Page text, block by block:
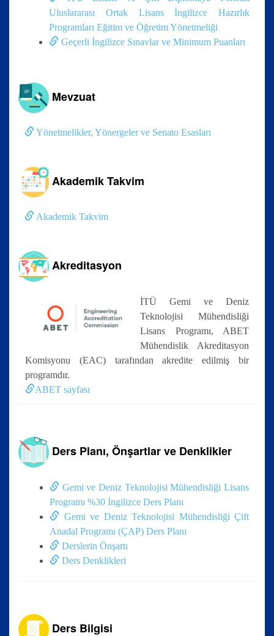
Uluslararası Ortak Lisans İngilizce Hazırlık
Programları Eğitim ve Öğretim Yönetmeliği
Geçerli İngilizce Sınavlar ve Minimum Puanları
Mevzuat
Yönetmelikler, Yönergeler ve Senato Esasları
Akademik Takvim
Akademik Takvim
Akreditasyon
İTÜ Gemi ve Deniz
Teknolojisi Mühendisliği
Lisans Programı, ABET
Mühendislik Akreditasyon
Komisyonu (EAC) tarafından akredite edilmiş bir
programdır.
ABET sayfası
Ders Planı, Önşartlar ve Denklikler
Gemi ve Deniz Teknolojisi Mühendisliği Lisans
Programı %30 İngilizce Ders Planı
Gemi ve Deniz Teknolojisi Mühendisliği Çift
Anadal Programı (ÇAP) Ders Planı
Derslerin Önşartı
Ders Denklikleri
Ders Bilgisi